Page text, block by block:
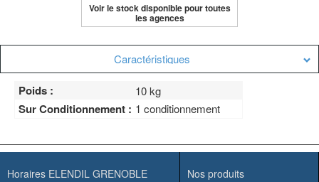
Voir le stock disponible pour toutes
les agences
Caractéristiques
Poids : 10 kg
Sur Conditionnement : 1 conditionnement
Horaires ELENDIL GRENOBLE
Nos produits